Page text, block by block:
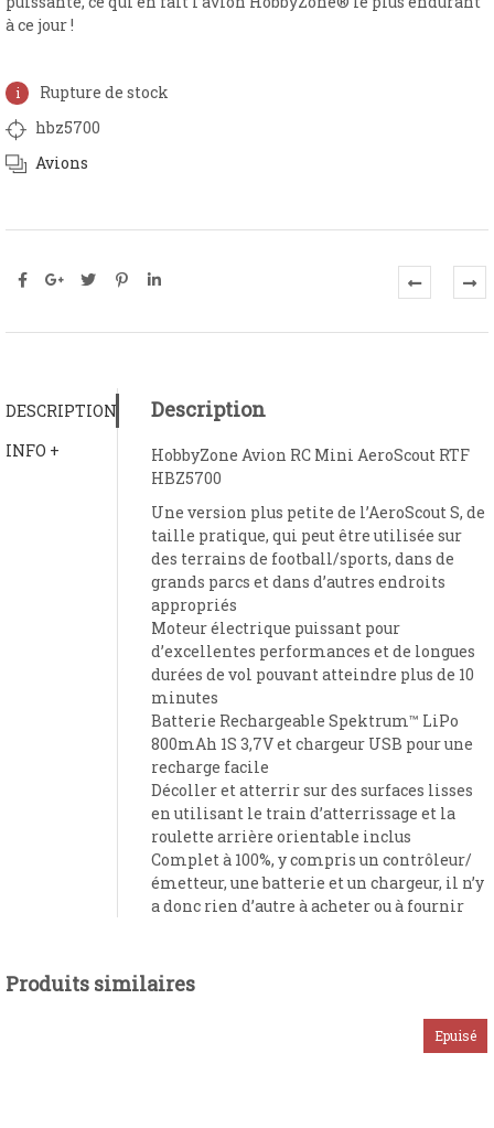
à ce jour !
Rupture de stock
hbz5700
Avions
DESCRIPTION
INFO +
Description
HobbyZone Avion RC Mini AeroScout RTF
HBZ5700
Une version plus petite de l’AeroScout S, de
taille pratique, qui peut être utilisée sur
des terrains de football/sports, dans de
grands parcs et dans d’autres endroits
appropriés
Moteur électrique puissant pour
d’excellentes performances et de longues
durées de vol pouvant atteindre plus de 10
minutes
Batterie Rechargeable Spektrum™ LiPo
800mAh 1S 3,7V et chargeur USB pour une
recharge facile
Décoller et atterrir sur des surfaces lisses
en utilisant le train d’atterrissage et la
roulette arrière orientable inclus
Complet à 100%, y compris un contrôleur/
émetteur, une batterie et un chargeur, il n’y
a donc rien d’autre à acheter ou à fournir
Produits similaires